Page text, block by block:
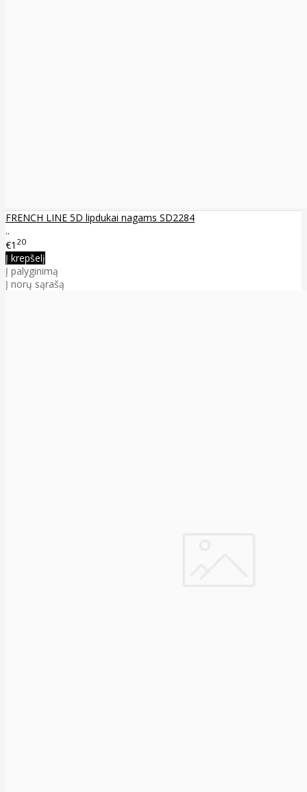
FRENCH LINE 5D lipdukai nagams SD2284
..
€1 20
Į krepšelį
Į palyginimą
Į norų sąrašą